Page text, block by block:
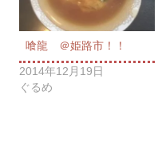
喰龍 ＠姫路市！！
2014年12月19日
ぐるめ